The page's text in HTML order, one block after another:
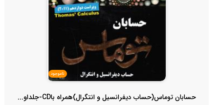
ناموجود
حسابان توماس(حساب دیفرانسیل و انتگرال)همراه باCD-جلداو...